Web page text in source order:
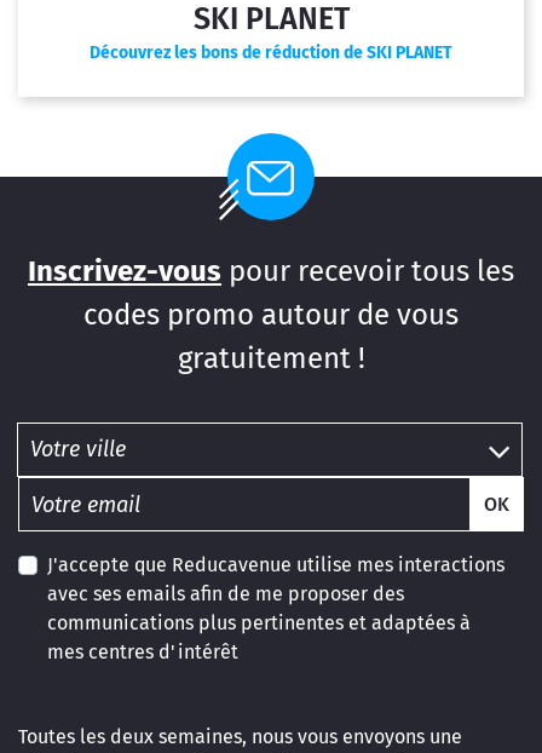
SKI PLANET
Découvrez les bons de réduction de SKI PLANET
Inscrivez-vous pour recevoir tous les
codes promo autour de vous
gratuitement !
OK
J'accepte que Reducavenue utilise mes interactions
avec ses emails afin de me proposer des
communications plus pertinentes et adaptées à
mes centres d'intérêt
Toutes les deux semaines, nous vous envoyons une